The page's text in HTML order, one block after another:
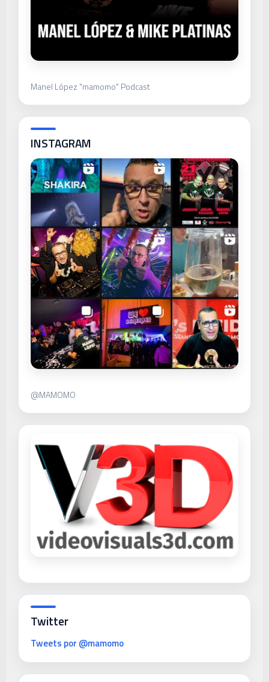
Manel López "mamomo" Podcast
INSTAGRAM
@MAMOMO
Twitter
Tweets por @mamomo